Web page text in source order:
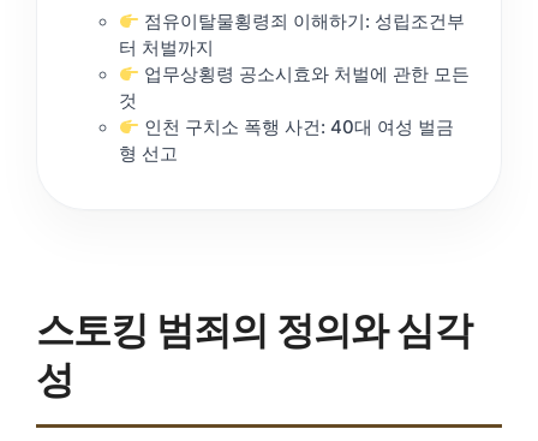
점유이탈물횡령죄 이해하기: 성립조건부
터 처벌까지
업무상횡령 공소시효와 처벌에 관한 모든
것
인천 구치소 폭행 사건: 40대 여성 벌금
형 선고
스토킹 범죄의 정의와 심각
성